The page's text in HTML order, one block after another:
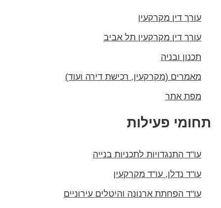
עורך דין מקרקעין
עורך דין מקרקעין תל אביב
תכנון ובניה
מאמרים (מקרקעין, רכישת דירה ועוד)
מפת אתר
פעילות
עו"ד התנגדויות לתכניות בנייה
עו"ד נדלן, עו"ד מקרקעין
עו"ד הפחתת ארנונה והיטלים עירוניים